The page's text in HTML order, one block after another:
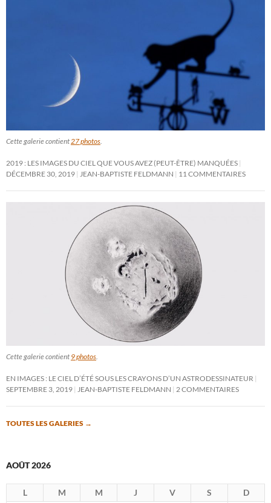
Cette galerie contient27 photos.
2019 : LES IMAGES DU CIEL QUE VOUS AVEZ (PEUT-ÊTRE) MANQUÉES
DÉCEMBRE 30, 2019 JEAN-BAPTISTE FELDMANN 11 COMMENTAIRES
Cette galerie contient 9 photos.
EN IMAGES : LE CIEL D’ÉTÉ SOUS LES CRAYONS D’UN ASTRODESSINATEUR
SEPTEMBRE 3, 2019 JEAN-BAPTISTE FELDMANN 2 COMMENTAIRES
TOUTES LES GALERIES →
AOÛT 2026
L M M J V S D